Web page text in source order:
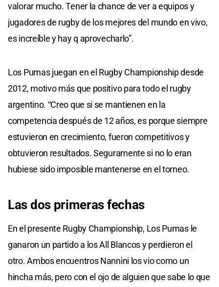
valorar mucho. Tener la chance de ver a equipos y
jugadores de rugby de los mejores del mundo en vivo,
es increíble y hay q aprovecharlo”.
Los Pumas juegan en el Rugby Championship desde
2012, motivo más que positivo para todo el rugby
argentino. “Creo que si se mantienen en la
competencia después de 12 años, es porque siempre
estuvieron en crecimiento, fueron competitivos y
obtuvieron resultados. Seguramente si no lo eran
hubiese sido imposible mantenerse en el torneo.
Las dos primeras fechas
En el presente Rugby Championship, Los Pumas le
ganaron un partido a los All Blancos y perdieron el
otro. Ambos encuentros Nannini los vio como un
hincha más, pero con el ojo de alguien que sabe lo que